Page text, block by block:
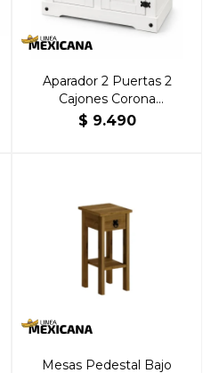
Aparador 2 Puertas 2
Cajones Corona
Blanca/Caramelo | Brillante
$ 9.490
Mesas Pedestal Bajo